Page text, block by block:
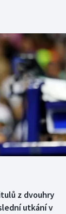
z dvouhry
utkání v